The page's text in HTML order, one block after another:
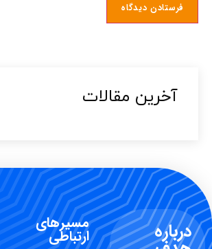
آخرین مقالات​
درباره مسیرهای
ارتباطی